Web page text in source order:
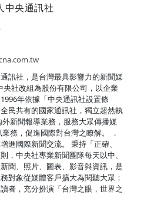
中央通訊社
訊社，是台灣最具影響力的新聞媒
社改組為股份有限公司，以企業
年依據「中央通訊社設置條
民共有的國家通訊社，獨立超然執
新聞報導業務，服務大眾傳播媒
務，促進國際對台灣之瞭解。 ．
進國際新聞交流。 秉持「正確、
，中央社專業新聞團隊每天以中、
聞、照片、圖表、影音與資訊，是
對象從媒體客戶擴大為閱聽大眾；
者，充分扮演「台灣之眼，世界之